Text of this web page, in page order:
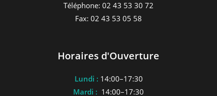
Téléphone: 02 43 53 30 72
Fax: 02 43 53 05 58
Horaires d'Ouverture
Lundi : 14:00–17:30
Mardi : 14:00–17:30